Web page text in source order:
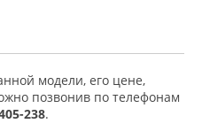
модели, его цене,
позвонив по телефонам
238.